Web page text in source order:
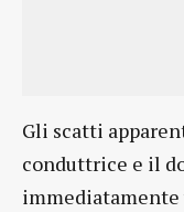
Gli scatti
conduttrice e il
immediatamente